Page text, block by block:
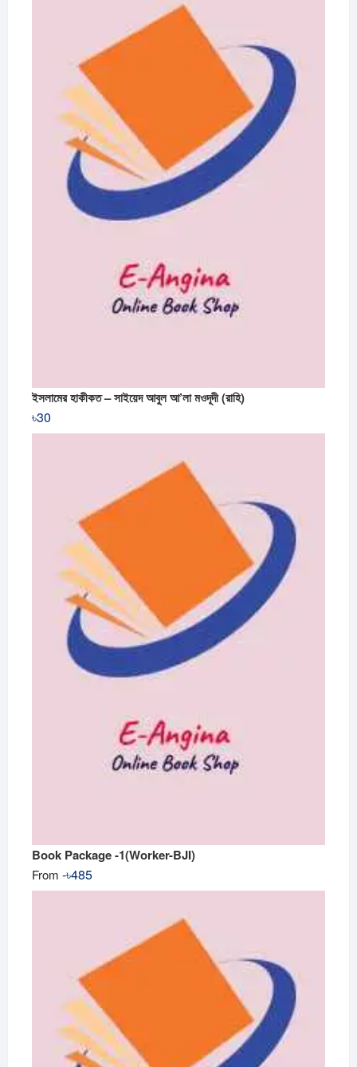
ইসলামের হাকীকত – সাইয়েদ আবুল আ’লা মওদূদী (রাহি)
৳30
Book Package -1(Worker-BJI)
From -৳485